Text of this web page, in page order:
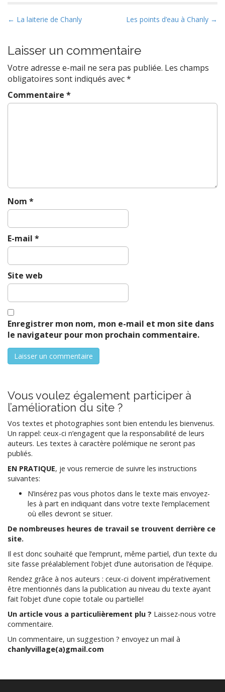
P
s
t
n
a
v
n
← La laiterie de Chanly Les points d’eau à Chanly →
Laisser un commentaire
Votre adresse e-mail ne sera pas publiée. Les champs
obligatoires sont indiqués avec*
Commentaire *
Nom *
E-mail *
Site web
Enregistrer mon nom, mon e-mail et mon site dans
le navigateur pour mon prochain commentaire.
Vous voulez également participer à
l’amélioration du site ?
Vos textes et photographies sont bien entendu les bienvenus.
Un rappel: ceux-ci n’engagent que la responsabilité de leurs
auteurs. Les textes à caractère polémique ne seront pas
publiés.
EN PRATIQUE, je vous remercie de suivre les instructions
suivantes:
N’insérez pas vous photos dans le texte mais envoyez-
les à part en indiquant dans votre texte l’emplacement
où elles devront se situer.
De nombreuses heures de travail se trouvent derrière ce
site.
Il est donc souhaité que l’emprunt, même partiel, d’un texte du
site fasse préalablement l’objet d’une autorisation de l’équipe.
Rendez grâce à nos auteurs : ceux-ci doivent impérativement
être mentionnés dans la publication au niveau du texte ayant
fait l’objet d’une copie totale ou partielle!
Un article vous a particulièrement plu ? Laissez-nous votre
commentaire.
Un commentaire, un suggestion ? envoyez un mail à
chanlyvillage(a)gmail.com